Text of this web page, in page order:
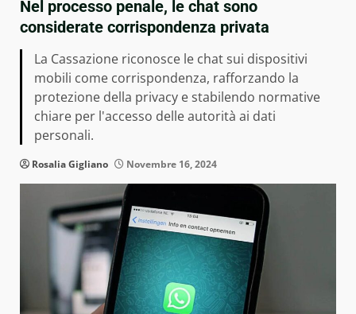
Nel processo penale, le chat sono
considerate corrispondenza privata
La Cassazione riconosce le chat sui dispositivi
mobili come corrispondenza, rafforzando la
protezione della privacy e stabilendo normative
chiare per l'accesso delle autorità ai dati
personali.
Rosalia Gigliano Novembre 16, 2024